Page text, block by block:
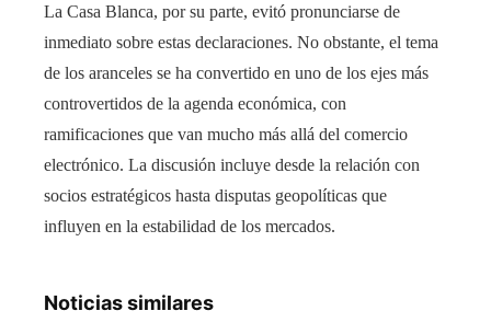
La Casa Blanca, por su parte, evitó pronunciarse de
inmediato sobre estas declaraciones. No obstante, el tema
de los aranceles se ha convertido en uno de los ejes más
controvertidos de la agenda económica, con
ramificaciones que van mucho más allá del comercio
electrónico. La discusión incluye desde la relación con
socios estratégicos hasta disputas geopolíticas que
influyen en la estabilidad de los mercados.
Noticias similares